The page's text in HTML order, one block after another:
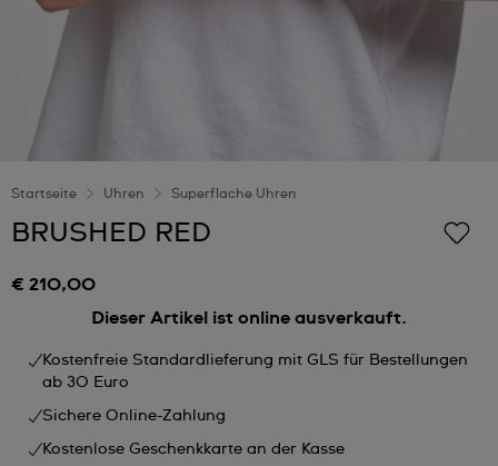
Startseite Uhren Superflache Uhren
BRUSHED RED
€ 210,00
Dieser Artikel ist online ausverkauft.
Kostenfreie Standardlieferung mit GLS für Bestellungen
ab 30 Euro
Sichere Online-Zahlung
Kostenlose Geschenkkarte an der Kasse